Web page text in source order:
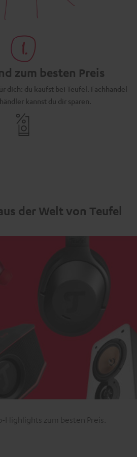
zum besten Preis
dich: du kaufst bei Teufel. Fachhandel
kannst du dir sparen.
der Welt von Teufel
Highlights zum besten Preis.